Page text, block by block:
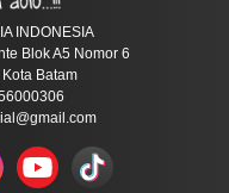
INDONESIA
Blok A5 Nomor 6
Batam